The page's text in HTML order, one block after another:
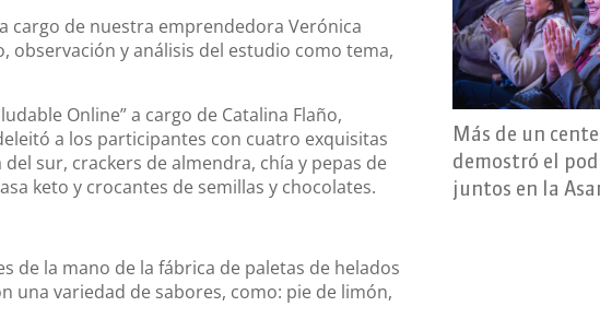
cargo de nuestra emprendedora Verónica
observación y análisis del estudio como tema,
Online” a cargo de Catalina Flaño,
a los participantes con cuatro exquisitas
sur, crackers de almendra, chía y pepas de
keto y crocantes de semillas y chocolates.
de la mano de la fábrica de paletas de helados
una variedad de sabores, como: pie de limón,
Más de un
demostró el
juntos en la